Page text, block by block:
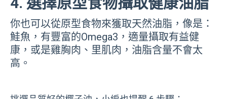
你也可以從原型食物來獲取天然油脂，像是：
鮭魚，有豐富的Omega3，適量攝取有益健
康，或是雞胸肉、里肌肉，油脂含量不會太
高。